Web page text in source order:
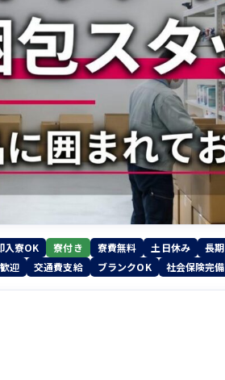
入寮OK 寮付き 寮費無料 土日休み 長期
迎 交通費支給 ブランクOK 社会保険完備